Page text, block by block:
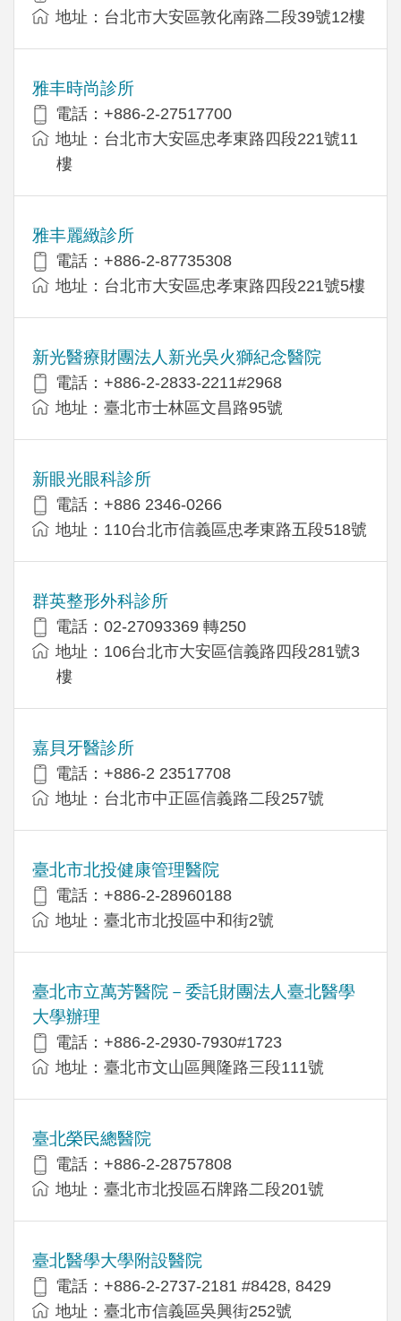
地址：台北市大安區敦化南路二段39號12樓
雅丰時尚診所
電話：+886-2-27517700
地址：台北市大安區忠孝東路四段221號11
樓
雅丰麗緻診所
電話：+886-2-87735308
地址：台北市大安區忠孝東路四段221號5樓
新光醫療財團法人新光吳火獅紀念醫院
電話：+886-2-2833-2211#2968
地址：臺北市士林區文昌路95號
新眼光眼科診所
電話：+886 2346-0266
地址：110台北市信義區忠孝東路五段518號
群英整形外科診所
電話：02-27093369 轉250
地址：106台北市大安區信義路四段281號3
樓
嘉貝牙醫診所
電話：+886-2 23517708
地址：台北市中正區信義路二段257號
臺北市北投健康管理醫院
電話：+886-2-28960188
地址：臺北市北投區中和街2號
臺北市立萬芳醫院－委託財團法人臺北醫學
大學辦理
電話：+886-2-2930-7930#1723
地址：臺北市文山區興隆路三段111號
臺北榮民總醫院
電話：+886-2-28757808
地址：臺北市北投區石牌路二段201號
臺北醫學大學附設醫院
電話：+886-2-2737-2181 #8428, 8429
地址：臺北市信義區吳興街252號